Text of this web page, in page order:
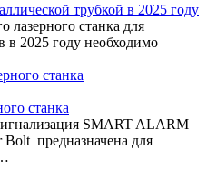
трубкой в 2025 году
лазерного станка для
в 2025 году необходимо
станка
SMART ALARM
Bolt предназначена для